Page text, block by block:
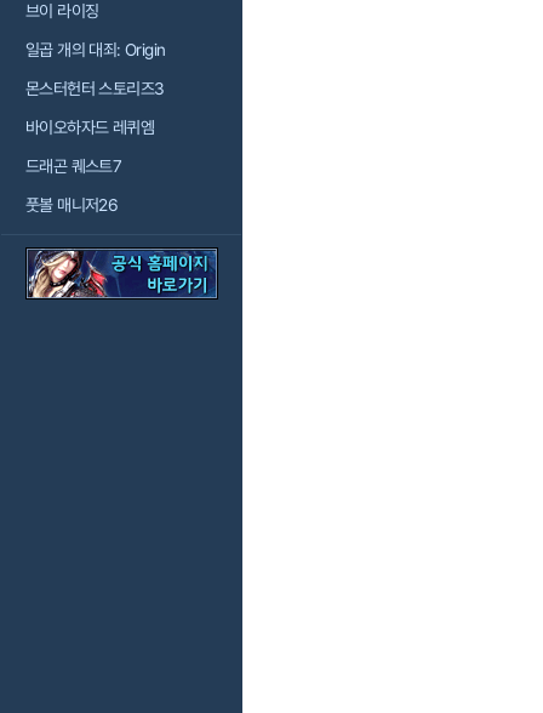
브이 라이징
일곱 개의 대죄: Origin
몬스터헌터 스토리즈3
바이오하자드 레퀴엠
드래곤 퀘스트7
풋볼 매니저26